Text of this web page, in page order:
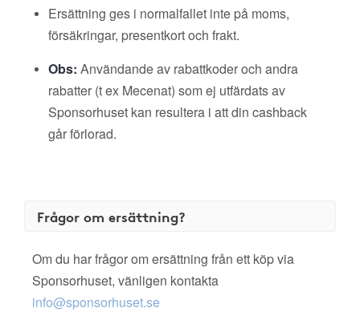
Ersättning ges i normalfallet inte på moms,
försäkringar, presentkort och frakt.
Obs: Användande av rabattkoder och andra
rabatter (t ex Mecenat) som ej utfärdats av
Sponsorhuset kan resultera i att din cashback
går förlorad.
Frågor om ersättning?
Om du har frågor om ersättning från ett köp via
Sponsorhuset, vänligen kontakta
info@sponsorhuset.se